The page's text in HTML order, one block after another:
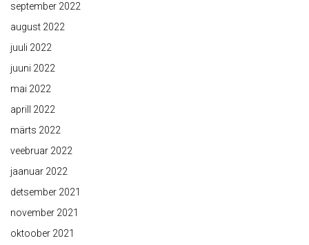
september 2022
august 2022
juuli 2022
juuni 2022
mai 2022
aprill 2022
märts 2022
veebruar 2022
jaanuar 2022
detsember 2021
november 2021
oktoober 2021